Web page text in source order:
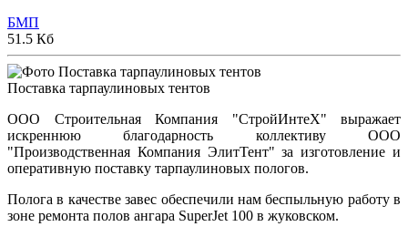
БМП
51.5 Кб
Поставка тарпаулиновых тентов
ООО Строительная Компания "СтройИнтеХ" выражает
искреннюю благодарность коллективу ООО
"Производственная Компания ЭлитТент" за изготовление и
оперативную поставку тарпаулиновых пологов.
Полога в качестве завес обеспечили нам беспыльную работу в
зоне ремонта полов ангара SuperJet 100 в жуковском.